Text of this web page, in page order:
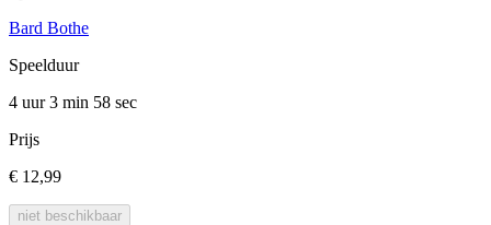
Bard Bothe
Speelduur
4 uur 3 min 58 sec
Prijs
€ 12,99
niet beschikbaar